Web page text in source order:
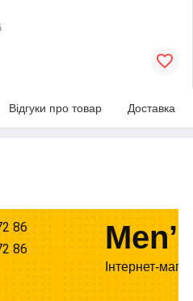
Відгуки про товар Доставка
86
86
Інтернет-